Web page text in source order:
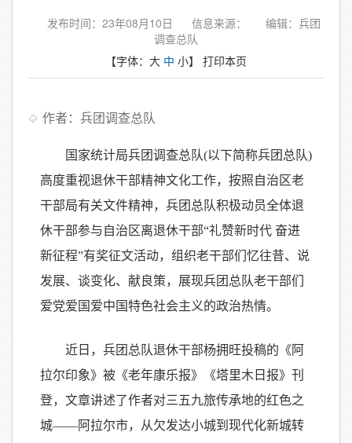
发布时间：23年08月10日 信息来源：
编辑：兵团
调查总队
【字体： 大 中 小】 打印本页
作者：兵团调查总队
国家统计局兵团调查总队(以下简称兵团总队)
高度重视退休干部精神文化工作，按照自治区老
干部局有关文件精神，兵团总队积极动员全体退
休干部参与自治区离退休干部“礼赞新时代 奋进
新征程”有奖征文活动，组织老干部们忆往昔、说
发展、谈变化、献良策，展现兵团总队老干部们
爱党爱国爱中国特色社会主义的政治热情。
近日，兵团总队退休干部杨拥旺投稿的《阿
拉尔印象》被《老年康乐报》《塔里木日报》刊
登，文章讲述了作者对三五九旅传承地的红色之
城——阿拉尔市，从欠发达小城到现代化新城转